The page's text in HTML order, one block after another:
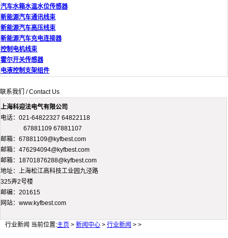
汽车水箱水温水位传感器
新能源汽车通讯线束
新能源汽车高压线束
新能源汽车充电连接器
控制电机线束
霍尔开关传感器
电液控制支架组件
联系我们 / Contact Us
上海科迎法电气有限公司
电话：021-64822327 64822118
67881109 67881107
邮箱：67881109@kyfbest.com
邮箱：476294094@kyfbest.com
邮箱：18701876288@kyfbest.com
地址：上海松江高科技工业园九泾路
325弄2号楼
邮编：201615
网站：www.kyfbest.com
行业新闻 当前位置:主页 > 新闻中心 > 行业新闻 > >